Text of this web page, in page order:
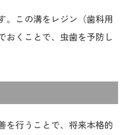
。この溝をレジン（歯科用
おくことで、虫歯を予防し
を行うことで、将来本格的